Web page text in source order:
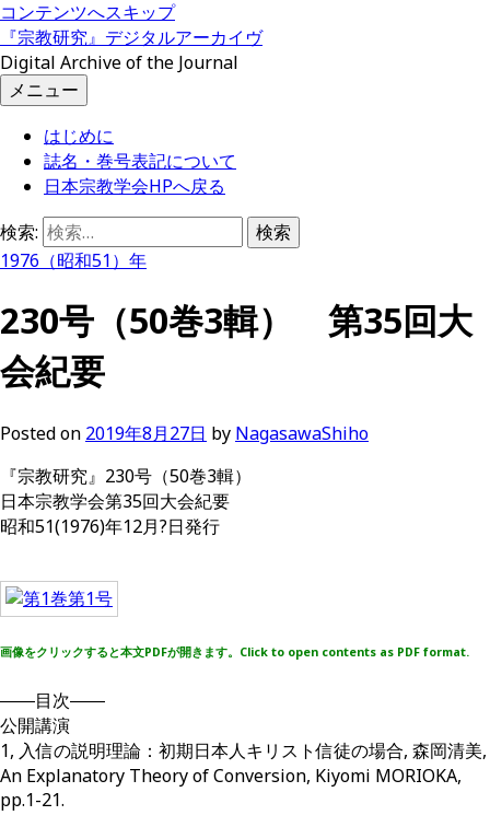
コンテンツへスキップ
『宗教研究』デジタルアーカイヴ
Digital Archive of the Journal
メニュー
はじめに
誌名・巻号表記について
日本宗教学会HPへ戻る
検索:
1976（昭和51）年
230号（50巻3輯） 第35回大
会紀要
Postedon 2019年8月27日 by NagasawaShiho
『宗教研究』230号（50巻3輯）
日本宗教学会第35回大会紀要
昭和51(1976)年12月?日発行
画像をクリックすると本文PDFが開きます。Click to open contents as PDF format.
――目次――
公開講演
1, 入信の説明理論：初期日本人キリスト信徒の場合, 森岡清美,
An Explanatory Theory of Conversion, Kiyomi MORIOKA,
pp.1-21.